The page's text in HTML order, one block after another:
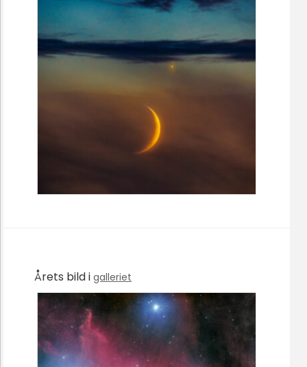
Årets bild i galleriet